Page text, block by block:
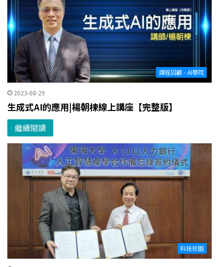
課程回顧 - AI學院
2023-08-29
生成式AI的應用|楊朝棟線上講座【完整版】
繼續閱讀
科技校園